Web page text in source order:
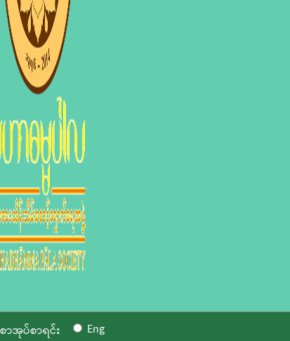
စာအုပ်စာရင်း Eng